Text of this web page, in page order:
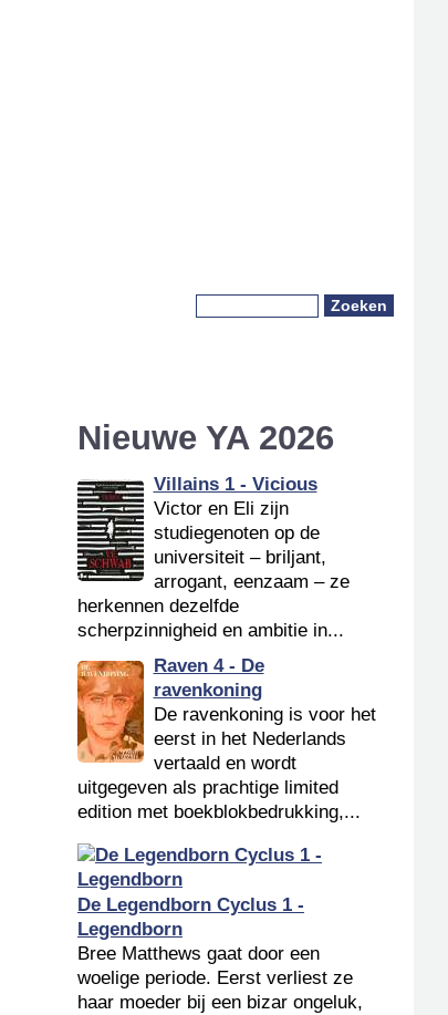
Nieuwe YA 2026
Villains 1 - Vicious
Victor en Eli zijn
studiegenoten op de
universiteit – briljant,
arrogant, eenzaam – ze
herkennen dezelfde
scherpzinnigheid en ambitie in...
Raven 4 - De
ravenkoning
De ravenkoning is voor het
eerst in het Nederlands
vertaald en wordt
uitgegeven als prachtige limited
edition met boekblokbedrukking,...
De Legendborn Cyclus 1 -
Legendborn
Bree Matthews gaat door een
woelige periode. Eerst verliest ze
haar moeder bij een bizar ongeluk,